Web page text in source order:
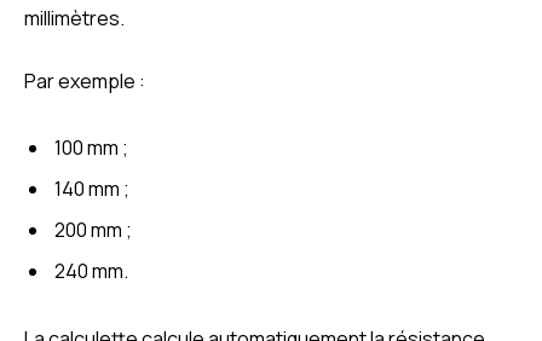
millimètres.
Par exemple :
100 mm ;
140 mm ;
200 mm ;
240 mm.